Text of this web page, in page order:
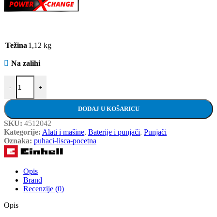
Težina 1,12 kg
Na zalihi
-
Einhell PXC brzi punjač i baterija 18 V/4,0 Ah - set količina
+
DODAJ U KOŠARICU
SKU: 4512042
Kategorije: Alati i mašine, Baterije i punjači, Punjači
Oznaka: puhaci-lisca-pocetna
Opis
Brand
Recenzije (0)
Opis